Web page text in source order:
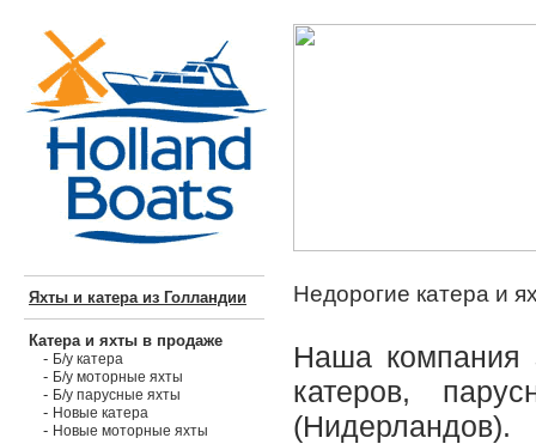
Яхты и катера из Голландии
Катера и яхты в продаже
- Б/у катера
- Б/у моторные яхты
- Б/у парусные яхты
- Новые катера
- Новые моторные яхты
Недорогие катера и
Наша компания
катеров,
(Нидерландов).